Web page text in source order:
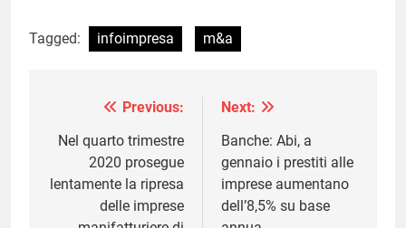
Tagged: infoimpresa m&a
Navigazione
articoli
Previous:
Nel quarto trimestre
2020 prosegue
lentamente la ripresa
delle imprese
Next:
Banche: Abi, a
gennaio i prestiti alle
imprese aumentano
dell’8,5% su base